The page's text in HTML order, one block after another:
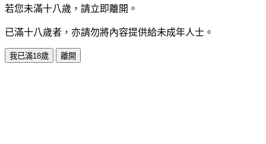
若您未滿十八歲，請立即離開。
已滿十八歲者，亦請勿將內容提供給未成年人士。
我已滿18歲 離開